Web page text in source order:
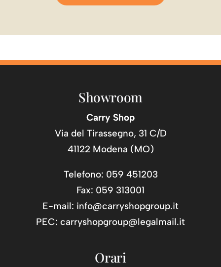
Showroom
Carry Shop
Via del Tirassegno, 31 C/D
41122 Modena (MO)
Telefono: 059 451203
Fax: 059 313001
E-mail: info@carryshopgroup.it
PEC: carryshopgroup@legalmail.it
Orari